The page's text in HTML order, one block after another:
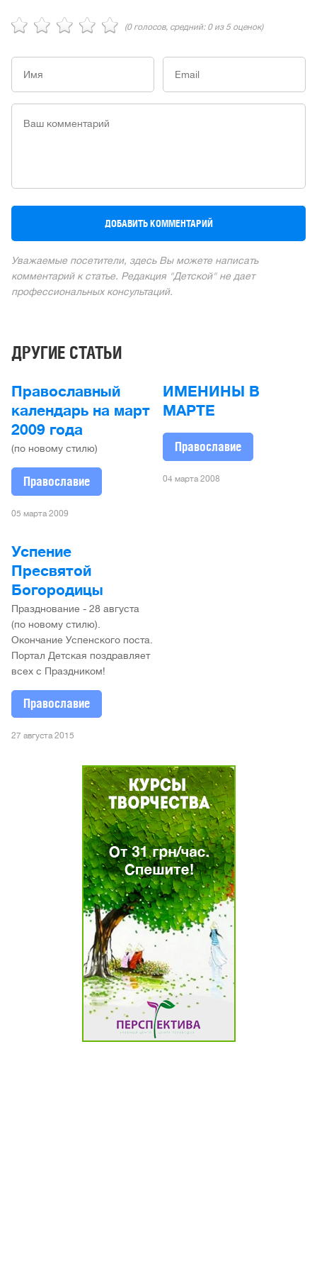
(0голосов, средний: 0из 5 оценок)
Уважаемые посетители, здесь Вы можете написать
комментарий к статье. Редакция "Детской" не дает
профессиональных консультаций.
ДРУГИЕ СТАТЬИ
Православный
календарь на март
2009 года
(по новому стилю)
Православие
05 марта 2009
ИМЕНИНЫ В
МАРТЕ
Православие
04 марта 2008
Успение
Пресвятой
Богородицы
Празднование - 28 августа
(по новому стилю).
Окончание Успенского поста.
Портал Детская поздравляет
всех с Праздником!
Православие
27 августа 2015